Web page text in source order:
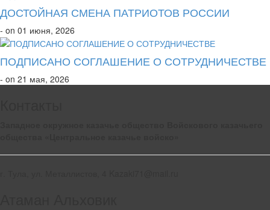
ДОСТОЙНАЯ СМЕНА ПАТРИОТОВ РОССИИ
- on 01 июня, 2026
ПОДПИСАНО СОГЛАШЕНИЕ О СОТРУДНИЧЕСТВЕ
- on 21 мая, 2026